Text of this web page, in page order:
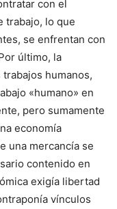
con el
trabajo, lo que
se enfrentan con
último, la
humanos,
«humano» en
pero sumamente
economía
una mercancía se
contenido en
exigía libertad
vínculos